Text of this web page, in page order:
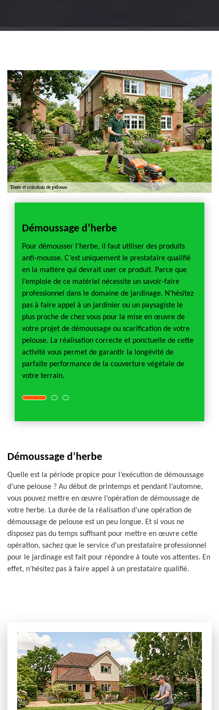
Démoussage d’herbe
Pour démousser l’herbe, il faut utiliser des produits
anti-mousse. C’est uniquement le prestataire qualifié
en la matière qui devrait user ce produit. Parce que
l’emploie de ce matériel nécessite un savoir-faire
professionnel dans le domaine de jardinage. N’hésitez
pas à faire appel à un jardinier ou un paysagiste le
plus proche de chez vous pour la mise en œuvre de
votre projet de démoussage ou scarification de votre
pelouse. La réalisation correcte et ponctuelle de cette
activité vous permet de garantir la longévité de
parfaite performance de la couverture végétale de
votre terrain.
Démoussage d’herbe
Quelle est la période propice pour l’exécution de démoussage
d’une pelouse ? Au début de printemps et pendant l’automne,
vous pouvez mettre en œuvre l’opération de démoussage de
votre herbe. La durée de la réalisation d’une opération de
démoussage de pelouse est un peu longue. Et si vous ne
disposez pas du temps suffisant pour mettre en œuvre cette
opération, sachez que le service d’un prestataire professionnel
pour le jardinage est fait pour répondre à toute vos attentes. En
effet, n’hésitez pas à faire appel à un prestataire qualifié.